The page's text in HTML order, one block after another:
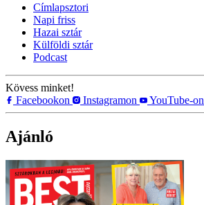
Címlapsztori
Napi friss
Hazai sztár
Külföldi sztár
Podcast
Kövess minket!
Facebookon
Instagramon YouTube-on
Ajánló